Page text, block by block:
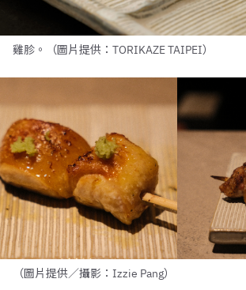
雞胗。（圖片提供：TORIKAZE TAIPEI）
（圖片提供／攝影：Izzie Pang）